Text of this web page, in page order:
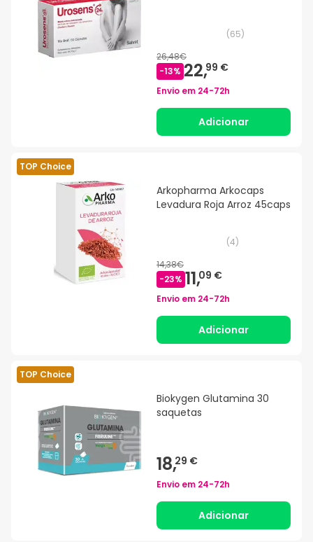
(65)
26,48€
-13% 22,99 €
Envio em 24-72h
Adicionar
TOP Choice
Arkopharma Arkocaps
Levadura Roja Arroz 45caps
(4)
14,38€
-23% 11,09 €
Envio em 24-72h
Adicionar
TOP Choice
Biokygen Glutamina 30
saquetas
18,29 €
Envio em 24-72h
Adicionar